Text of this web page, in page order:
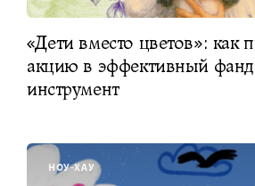
«Дети вместо цветов»: как
акцию в эффективный
инструмент
НОУ-ХАУ